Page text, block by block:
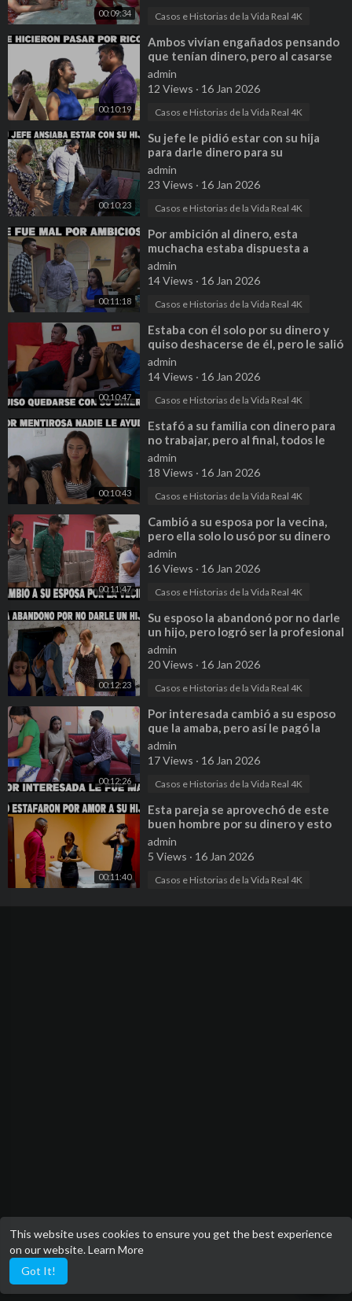
This website uses cookies to ensure you get the best experience
on our website.Learn More
Got It!
00:09:34 Casos e Historias de la Vida Real 4K
00:10:19
⁣Ambos vivían engañados pensando
que tenían dinero, pero al casarse
descubrieron la realidad
admin
12 Views · 16 Jan 2026
Casos e Historias de la Vida Real 4K
00:10:23
⁣Su jefe le pidió estar con su hija
para darle dinero para su
enfermedad sin saber lo que le
esperaba
admin
23 Views · 16 Jan 2026
Casos e Historias de la Vida Real 4K
00:11:18
⁣Por ambición al dinero, esta
muchacha estaba dispuesta a
traicionar a su pareja, pero pasó
esto
admin
14 Views · 16 Jan 2026
Casos e Historias de la Vida Real 4K
00:10:47
⁣Estaba con él solo por su dinero y
quiso deshacerse de él, pero le salió
mal
admin
14 Views · 16 Jan 2026
Casos e Historias de la Vida Real 4K
00:10:43
⁣Estafó a su familia con dinero para
no trabajar, pero al final, todos le
dieron la espalda
admin
18 Views · 16 Jan 2026
Casos e Historias de la Vida Real 4K
00:11:47
⁣Cambió a su esposa por la vecina,
pero ella solo lo usó por su dinero
admin
16 Views · 16 Jan 2026
Casos e Historias de la Vida Real 4K
00:12:23
⁣Su esposo la abandonó por no darle
un hijo, pero logró ser la profesional
que tanto quería
admin
20 Views · 16 Jan 2026
Casos e Historias de la Vida Real 4K
00:12:26
⁣Por interesada cambió a su esposo
que la amaba, pero así le pagó la
vida
admin
17 Views · 16 Jan 2026
Casos e Historias de la Vida Real 4K
00:11:40
⁣Esta pareja se aprovechó de este
buen hombre por su dinero y esto
es lo que él hizo
admin
5 Views · 16 Jan 2026
Casos e Historias de la Vida Real 4K